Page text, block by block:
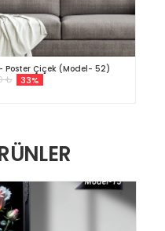
Çiçek (Model- 52)
₺ 33%